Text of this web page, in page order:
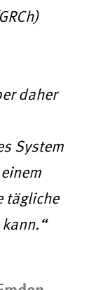
daher
System
tägliche